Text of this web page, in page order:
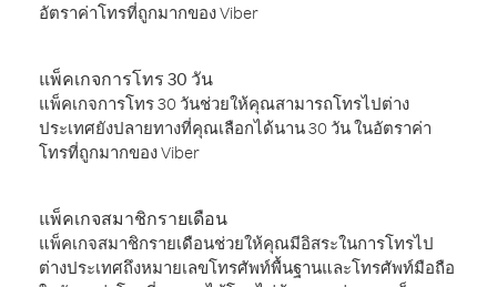
อัตราค่าโทรที่ถูกมากของ Viber
แพ็คเกจการโทร 30 วัน
แพ็คเกจการโทร 30 วันช่วยให้คุณสามารถโทรไปต่าง
ประเทศยังปลายทางที่คุณเลือกได้นาน 30 วัน ในอัตราค่า
โทรที่ถูกมากของ Viber
แพ็คเกจสมาชิกรายเดือน
แพ็คเกจสมาชิกรายเดือนช่วยให้คุณมีอิสระในการโทรไป
ต่างประเทศถึงหมายเลขโทรศัพท์พื้นฐานและโทรศัพท์มือถือ